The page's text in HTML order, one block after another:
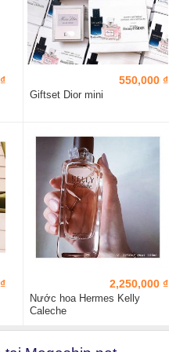
550,000 ₫
Giftset Dior mini
2,250,000 ₫
Nước hoa Hermes Kelly
Caleche